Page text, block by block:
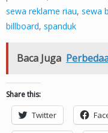
sewa reklame riau, sewa
billboard, spanduk
Baca Juga
Share this:
Twitter